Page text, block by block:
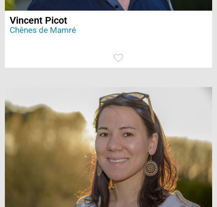
Vincent Picot
Chênes de Mamré